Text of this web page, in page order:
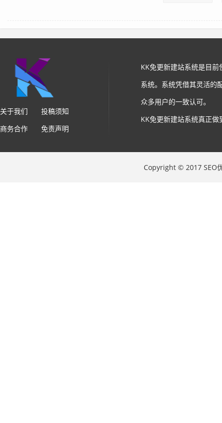
关于我们
投稿须知
商务合作
免责声明
KK免更新建站系统是目
系统。系统凭借其灵活的
众多用户的一致认可。
KK免更新建站系统真正
Copyright © 2017 SEO